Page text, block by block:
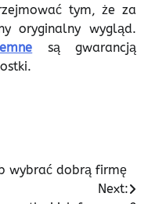
tym, że za
oryginalny wygląd.
są gwarancją
wybrać dobrą firmę
Next: